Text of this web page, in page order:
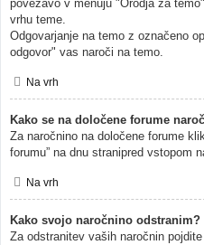
povezavo v menuju "Orodja za
vrhu teme.
Odgovarjanje na temo z označeno
odgovor" vas naroči na temo.
Na vrh
Kako se na določene forume
Za naročnino na določene forume
forumu” na dnu stranipred vstopom
Na vrh
Kako svojo naročnino odstranim?
Za odstranitev vaših naročnin